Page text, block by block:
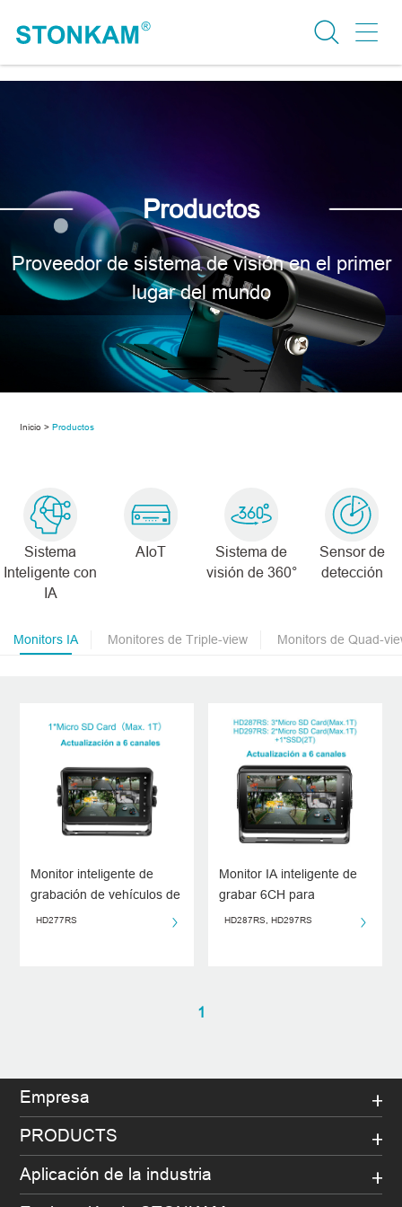
Productos
Proveedor de sistema de visión en el primer
lugar del mundo
Inicio > Productos
Sistema
Inteligente con
IA
AIoT
Sistema de
visión de 360°
Sensor de
detección
Monitors IA Monitores de Triple-view Monitors de Quad-
Monitor inteligente de
grabación de vehículos de
7 pulgadas 6CH con
HD277RS
Monitor IA inteligente de
grabar 6CH para
vehículos de 10.1
HD287RS, HD297RS
1
Empresa
PRODUCTS
Aplicación de la industria